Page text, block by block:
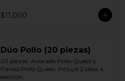
$11.000
Dúo Pollo (20 piezas)
20 piezas: Avocado Pollo Queso y
Panko Pollo Queso. Incluye 2 salsa a
elección.